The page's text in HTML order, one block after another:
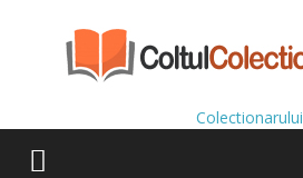
Colectionarului